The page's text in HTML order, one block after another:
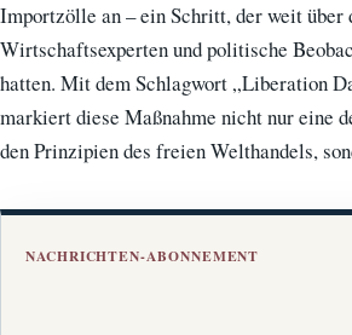
Importzölle an – ein Schritt, der weit über
Wirtschaftsexperten und politische
hatten. Mit dem Schlagwort „Liberation
markiert diese Maßnahme nicht nur eine
den Prinzipien des freien Welthandels,
NACHRICHTEN-ABONNEMENT